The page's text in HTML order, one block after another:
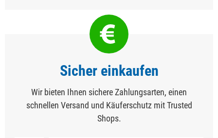
Sicher einkaufen
Wir bieten Ihnen sichere Zahlungsarten, einen
schnellen Versand und Käuferschutz mit Trusted
Shops.